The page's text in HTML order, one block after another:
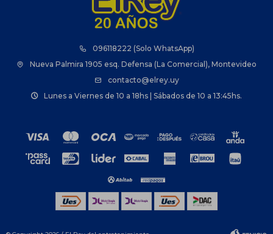
096118222 (Solo WhatsApp)
Nueva Palmira 1905 esq. Defensa (La Comercial), Montevideo
contacto@elrey.uy
Lunes a Viernes de 10 a 18hs | Sábados de 10 a 13:45hs.